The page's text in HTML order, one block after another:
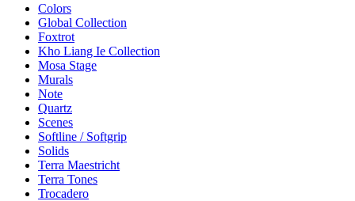
Colors
Global Collection
Foxtrot
Kho Liang Ie Collection
Mosa Stage
Murals
Note
Quartz
Scenes
Softline / Softgrip
Solids
Terra Maestricht
Terra Tones
Trocadero